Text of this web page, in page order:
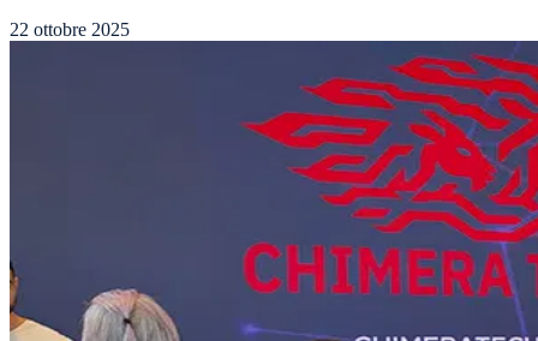
22 ottobre 2025